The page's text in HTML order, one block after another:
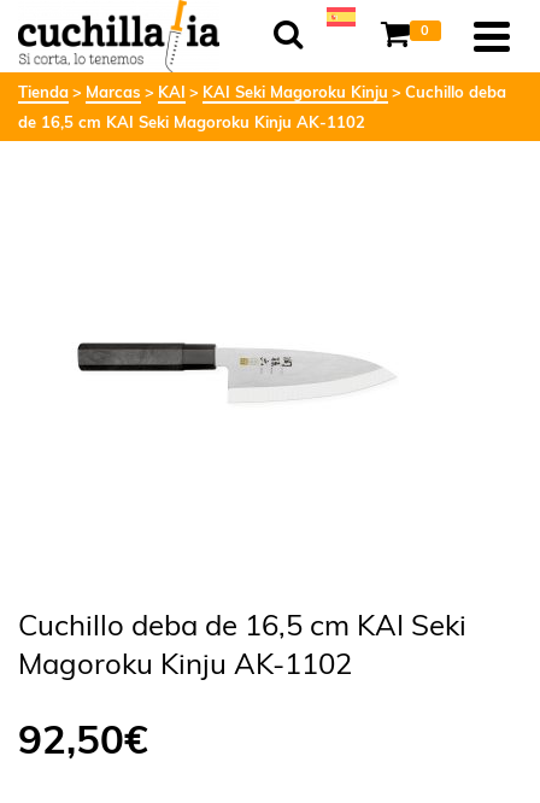
0
Tienda Marcas KAI KAI Seki Magoroku Kinju
Cuchillo deba
de 16,5 cm KAI Seki Magoroku Kinju AK-1102
Cuchillo deba de 16,5 cm KAI Seki
Magoroku Kinju AK-1102
92,50€